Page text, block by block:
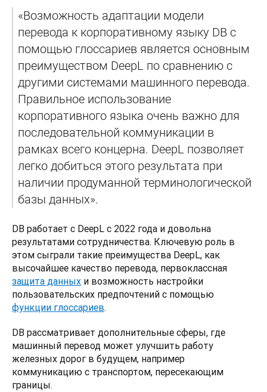
«Возможность адаптации модели
перевода к корпоративному языку DB с
помощью глоссариев является основным
преимуществом DeepL по сравнению с
другими системами машинного перевода.
Правильное использование
корпоративного языка очень важно для
последовательной коммуникации в
рамках всего концерна. DeepL позволяет
легко добиться этого результата при
наличии продуманной терминологической
базы данных».
DB работает с DeepL с 2022 года и довольна
результатами сотрудничества. Ключевую роль в
этом сыграли такие преимущества DeepL, как
защита данных и возможность настройки
функции глоссариев.
DB рассматривает дополнительные сферы, где
машинный перевод может улучшить работу
железных дорог в будущем, например
коммуникацию с транспортом, пересекающим
границы.